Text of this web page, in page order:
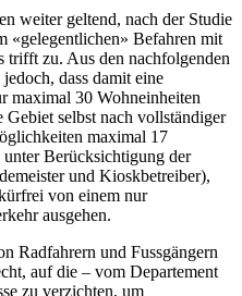
weiter geltend, nach der Studie
«gelegentlichen» Befahren mit
trifft zu. Aus den nachfolgenden
dass damit eine
maximal 30 Wohneinheiten
selbst nach vollständiger
maximal 17
Berücksichtigung der
und Kioskbetreiber),
von einem nur
ausgehen.
Radfahrern und Fussgängern
auf die – vom Departement
zu verzichten, um